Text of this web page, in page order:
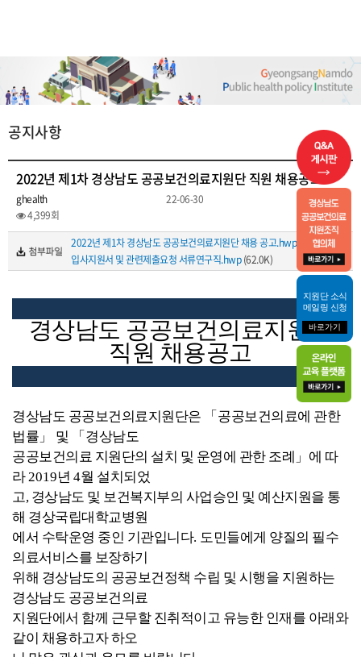
공지사항
2022년 제1차 경상남도 공공보건의료지원단 직원 채용공고
ghealth
22-06-30
4,399회
2022년 제1차 경상남도 공공보건의료지원단 채용 공고.hwp
(54.0K)
입사지원서 및 관련제출요청 서류연구직.hwp(62.0K)
경상남도 공공보건의료지원단
직원 채용공고
경상남도 공공보건의료지원단은 「 공공보건의료에 관한
법률 」 및 「 경상남도
공공보건의료 지원단의 설치 및 운영에 관한 조례 」 에 따
라2019년 4월 설치되었
고, 경상남도 및 보건복지부의 사업승인 및 예산지원을 통
해 경상국립대학교병원
에서 수탁운영 중인 기관입니다. 도민들에게 양질의 필수
의료서비스를 보장하기
위해 경상남도의 공공보건정책 수립 및 시행을 지원하는
경상남도 공공보건의료
지원단에서 함께 근무할 진취적이고 유능한 인재를 아래와
같이 채용하고자하오
지원단 소식
메일링 신청
바로가기